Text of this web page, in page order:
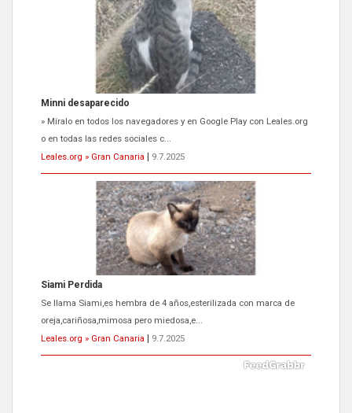
Minni desaparecido
» Míralo en todos los navegadores y en Google Play con Leales.org
o en todas las redes sociales c...
Leales.org » Gran Canaria
9.7.2025
Siami Perdida
Se llama Siami,es hembra de 4 años,esterilizada con marca de
oreja,cariñosa,mimosa pero miedosa,e...
Leales.org » Gran Canaria
9.7.2025